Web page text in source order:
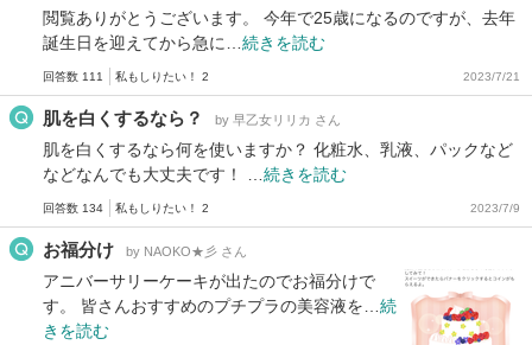
閲覧ありがとうございます。 今年で25歳になるのですが、去年
誕生日を迎えてから急に… 続きを読む
回答数 111 私もしりたい！ 2 2023/7/21
肌を白くするなら？ by 早乙女リリカ さん
肌を白くするなら何を使いますか？ 化粧水、乳液、パックなど
などなんでも大丈夫です！ … 続きを読む
回答数 134 私もしりたい！ 2 2023/7/9
お福分け by NAOKO★彡 さん
アニバーサリーケーキが出たのでお福分けで
す。 皆さんおすすめのプチプラの美容液を… 続
きを読む